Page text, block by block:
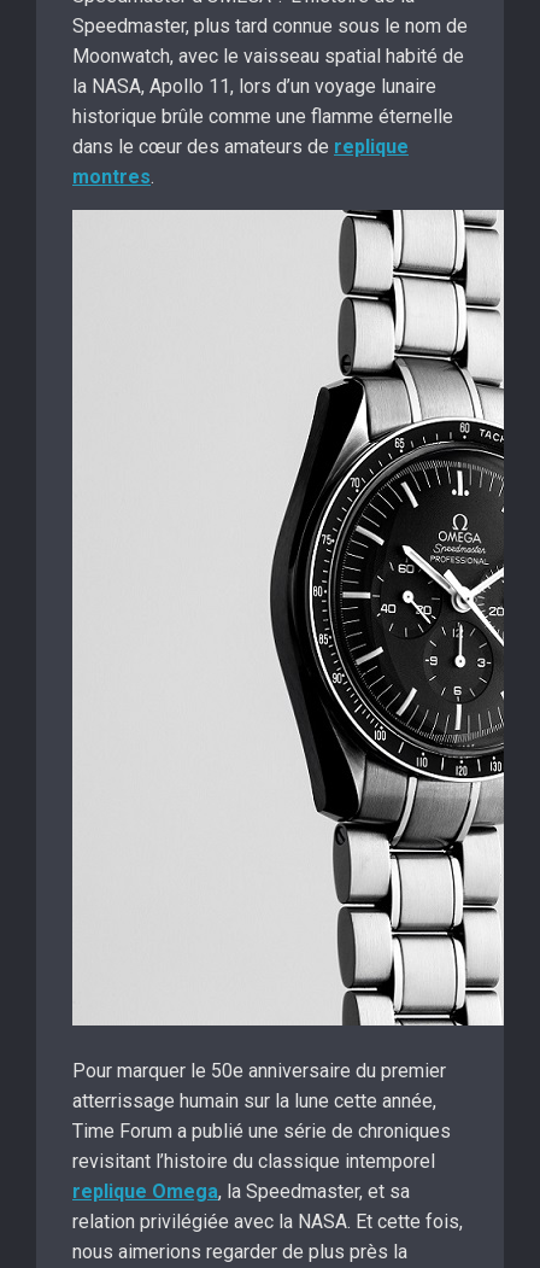
Speedmaster, plus tard connue sous le nom de
Moonwatch, avec le vaisseau spatial habité de
la NASA, Apollo 11, lors d’un voyage lunaire
historique brûle comme une flamme éternelle
dans le cœur des amateurs de replique
montres.
Pour marquer le 50e anniversaire du premier
atterrissage humain sur la lune cette année,
Time Forum a publié une série de chroniques
revisitant l’histoire du classique intemporel
replique Omega, la Speedmaster, et sa
relation privilégiée avec la NASA. Et cette fois,
nous aimerions regarder de plus près la